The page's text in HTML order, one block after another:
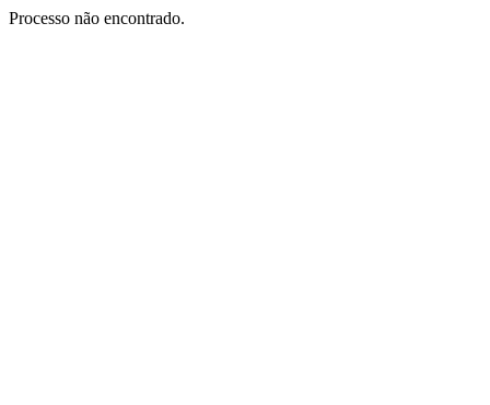
Processo não encontrado.